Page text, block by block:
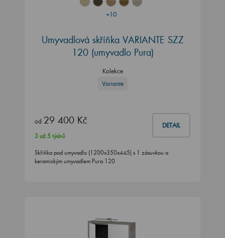
+10
Umyvadlová skříňka VARIANTE SZZ
120 (umyvadlo Pura)
Kolekce
Variante
od 29 400 Kč DETAIL
3 až 5 týdnů
Skříňka pod umyvadlo (1200x350x445) s 1 zásuvkou a
keramickým umyvadlem Pura 120